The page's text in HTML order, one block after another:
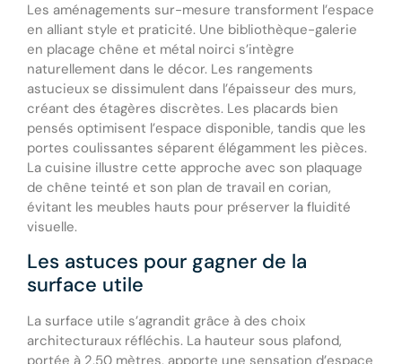
Les aménagements sur-mesure transforment l’espace
en alliant style et praticité. Une bibliothèque-galerie
en placage chêne et métal noirci s’intègre
naturellement dans le décor. Les rangements
astucieux se dissimulent dans l’épaisseur des murs,
créant des étagères discrètes. Les placards bien
pensés optimisent l’espace disponible, tandis que les
portes coulissantes séparent élégamment les pièces.
La cuisine illustre cette approche avec son plaquage
de chêne teinté et son plan de travail en corian,
évitant les meubles hauts pour préserver la fluidité
visuelle.
Les astuces pour gagner de la
surface utile
La surface utile s’agrandit grâce à des choix
architecturaux réfléchis. La hauteur sous plafond,
portée à 2,50 mètres, apporte une sensation d’espace